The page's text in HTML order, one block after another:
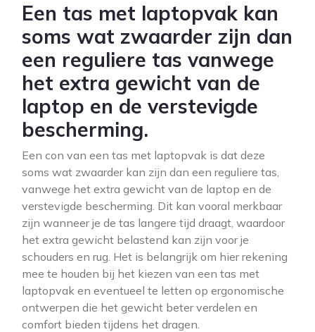
Een tas met laptopvak kan
soms wat zwaarder zijn dan
een reguliere tas vanwege
het extra gewicht van de
laptop en de verstevigde
bescherming.
Een con van een tas met laptopvak is dat deze
soms wat zwaarder kan zijn dan een reguliere tas,
vanwege het extra gewicht van de laptop en de
verstevigde bescherming. Dit kan vooral merkbaar
zijn wanneer je de tas langere tijd draagt, waardoor
het extra gewicht belastend kan zijn voor je
schouders en rug. Het is belangrijk om hier rekening
mee te houden bij het kiezen van een tas met
laptopvak en eventueel te letten op ergonomische
ontwerpen die het gewicht beter verdelen en
comfort bieden tijdens het dragen.